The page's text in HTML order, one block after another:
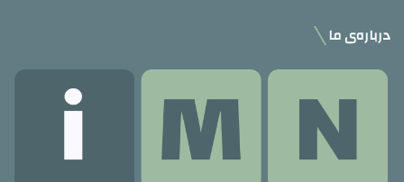
درباره‌ی ما